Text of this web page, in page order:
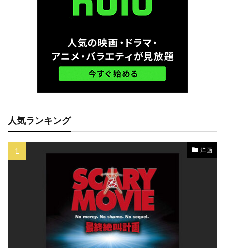
ショーン・コヴェル
ショーン・サリバン
ショーン・フライ
ショーン・ヘイズ
ショーン・ペン
ショーン・マッキトリック
ショーン・ヤング
ショーン・レディック
シルビエ・ポライオ
シンコピー・フィルムズ
シンシア・ニクソン
ジェイク・カーペンター
ジェイク・ギレンホール
ジェイク・ジレンホール
ジェイク・チェリー
ジェイク・トーマス
ジェイク・ビジー
ジェイソン・アイザックス
ジェイソン・ガッファニー
人気ランキング
洋画